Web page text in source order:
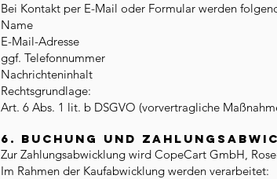
Bei Kontakt per E-Mail oder Formular werden
Name
E-Mail-Adresse
ggf. Telefonnummer
Nachrichteninhalt
Rechtsgrundlage:
Art. 6 Abs. 1 lit. b DSGVO (vorvertragliche
6. Buchung und
Zur Zahlungsabwicklung wird CopeCart GmbH,
Im Rahmen der Kaufabwicklung werden verarbeitet: